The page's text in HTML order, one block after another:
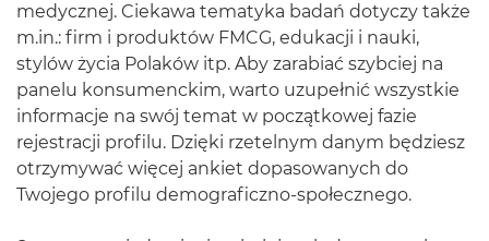
medycznej. Ciekawa tematyka badań dotyczy także
m.in.: firm i produktów FMCG, edukacji i nauki,
stylów życia Polaków itp. Aby zarabiać szybciej na
panelu konsumenckim, warto uzupełnić wszystkie
informacje na swój temat w początkowej fazie
rejestracji profilu. Dzięki rzetelnym danym będziesz
otrzymywać więcej ankiet dopasowanych do
Twojego profilu demograficzno-społecznego.